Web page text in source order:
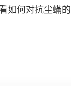
如何对抗尘蟎的